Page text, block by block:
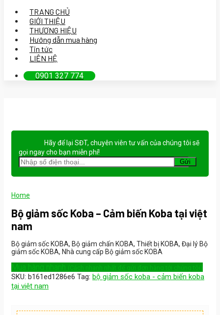
TRANG CHỦ
GIỚI THIỆU
THƯƠNG HIỆU
Hướng dẫn mua hàng
Tin tức
LIÊN HỆ
0901 327 774
Hãy để lại SĐT, chuyên viên tư vấn của chúng tôi sẽ
gọi ngay cho bạn miễn phí!
Home
Bộ giảm sốc Koba – Cảm biến Koba tại việt
nam
Bộ giảm sốc KOBA, Bộ giảm chấn KOBA, Thiết bị KOBA, Đại lý Bộ
giảm sốc KOBA, Nhà cung cấp Bộ giảm sốc KOBA
Mua hàng nhanh (Cách nhanh nhất để gửi đơn hàng tới chúng tôi)
SKU: b161ed1286e6 Tag: bộ giảm sốc koba - cảm biến koba
tại việt nam